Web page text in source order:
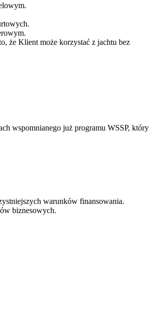
że Klient może korzystać z jachtu bez
wspomnianego już programu WSSP, który
warunków finansowania.
biznesowych.